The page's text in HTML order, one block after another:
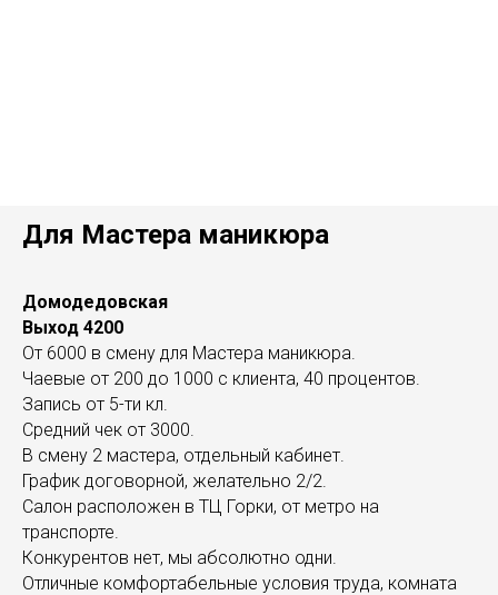
Для Мастера маникюра
Домодедовская
Выход 4200
От 6000 в смену для Мастера маникюра.
Чаевые от 200 до 1000 с клиента, 40 процентов.
Запись от 5-ти кл.
Средний чек от 3000.
В смену 2 мастера, отдельный кабинет.
График договорной, желательно 2/2.
Салон расположен в ТЦ Горки, от метро на
транспорте.
Конкурентов нет, мы абсолютно одни.
Отличные комфортабельные условия труда, комната